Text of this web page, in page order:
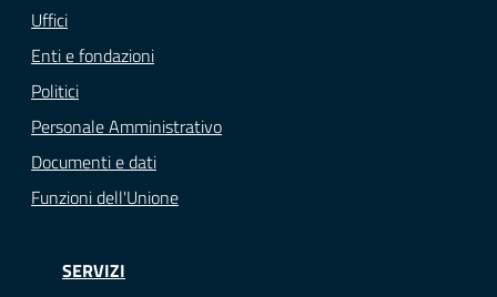
Uffici
Enti e fondazioni
Politici
Personale Amministrativo
Documenti e dati
Funzioni dell'Unione
SERVIZI